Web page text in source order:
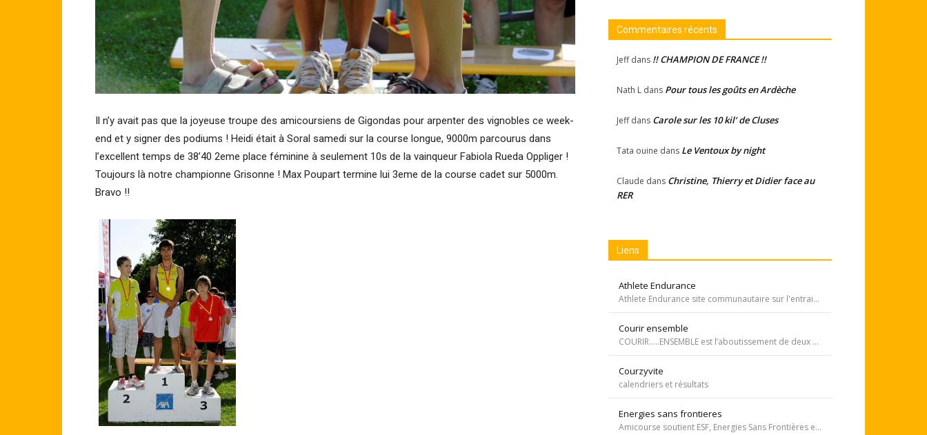
Il n’y avait pas que la joyeuse troupe des amicoursiens de Gigondas pour arpenter des vignobles ce week-
end et y signer des podiums ! Heidi était à Soral samedi sur la course longue, 9000m parcourus dans
l’excellent temps de 38’40 2eme place féminine à seulement 10s de la vainqueur Fabiola Rueda Oppliger !
Toujours là notre championne Grisonne ! Max Poupart termine lui 3eme de la course cadet sur 5000m.
Bravo !!
Commentaires récents
Jeffdans !! CHAMPION DE FRANCE !!
Nath L dans Pour tous les goûts en Ardèche
Jeffdans Carole sur les 10 kil’ de Cluses
Tata ouine dans Le Ventoux by night
Claude dans Christine, Thierry et Didier face au
RER
Liens
Athlete Endurance
Athlete Endurance site communautaire sur l'entrainement en course à pied
Courir ensemble
COURIR…..ENSEMBLE est l’aboutissement de deux rêves. Celui de Tiffany qui, malgré une tumeur à la jambe voulait participer à la course de l’Escalade et celui de Carole, animatrice bénévole de l’atelier de bricolage du service d’oncopédiatrie de l’Hôpital
Courzyvite
calendriers et résultats
Energies sans frontieres
Amicourse soutient ESF, Energies Sans Frontières est une association ayant pour objet l'aide au développement des pays les plus pauvres en favorisant l'accès à l'eau et à l'électricité